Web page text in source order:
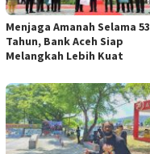
Menjaga Amanah Selama 53
Tahun, Bank Aceh Siap
Melangkah Lebih Kuat